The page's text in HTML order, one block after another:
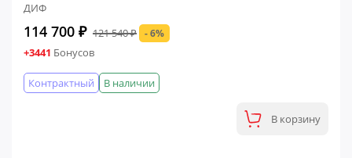
ДИФ
114 700 ₽ 121 540 ₽ - 6%
+3441 Бонусов
В наличии
Контрактный
В корзину